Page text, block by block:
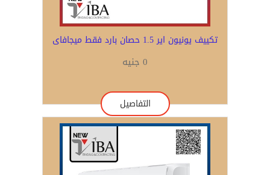
تكييف يونيون اير 1.5 حصان بارد فقط ميجافاى
0 جنيه
التفاصيل